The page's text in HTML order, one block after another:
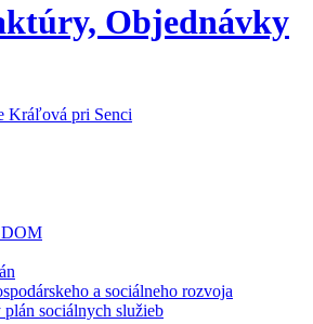
Objednávky
a sociálneho rozvoja
sociálnych služieb